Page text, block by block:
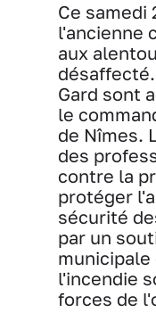
Ce samedi
l'ancienne
aux
Gard sont
le
de Nîmes.
des
contre la
protéger
sécurité
par un
municipale
l'incendie
forces de